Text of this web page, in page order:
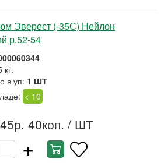
Эверест (-35С) Нейлон
р.52-54
кг.
в уп: 1 ШТ
< 10
40коп. / ШТ
+